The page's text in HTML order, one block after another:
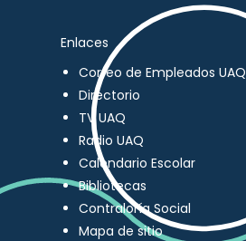
Enlaces
Correo de Empleados UAQ
Directorio
TV UAQ
Radio UAQ
Calendario Escolar
Bibliotecas
Contraloría Social
Mapa de sitio